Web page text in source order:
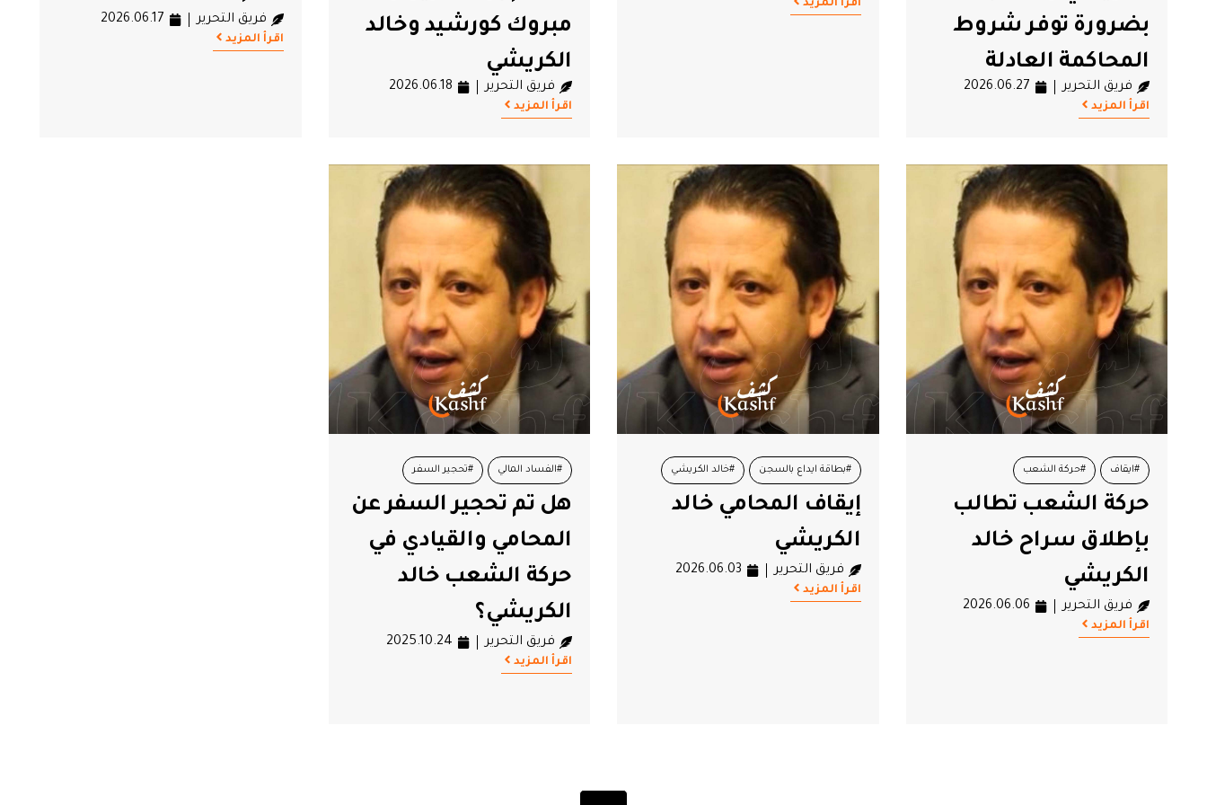
بضرورة توفر شروط
المحاكمة العادلة
فريق التحرير 2026.06.27
اقرأ المزيد
اقرأ المزيد
مبروك كورشيد وخالد
الكريشي
فريق التحرير 2026.06.18
اقرأ المزيد
فريق التحرير 2026.06.17
اقرأ المزيد
#ايقاف #حركة الشعب
#خالد الكريشي #هيئة الحقيقة والكرامة
حركة الشعب تطالب
بإطلاق سراح خالد
الكريشي
فريق التحرير 2026.06.06
اقرأ المزيد
#بطاقة ايداع بالسجن #خالد الكريشي
#محاكمات #هيئة الحقيقة والكرامة
إيقاف المحامي خالد
الكريشي
فريق التحرير 2026.06.03
اقرأ المزيد
#الفساد المالي #تحجير السفر
#حركة الشعب #خالد الكريشي
هل تم تحجير السفر عن
المحامي والقيادي في
حركة الشعب خالد
الكريشي؟
فريق التحرير 2025.10.24
اقرأ المزيد